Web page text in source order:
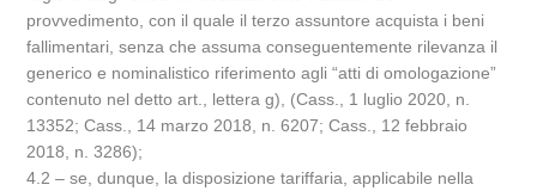
provvedimento, con il quale il terzo assuntore acquista i beni
fallimentari, senza che assuma conseguentemente rilevanza il
generico e nominalistico riferimento agli “atti di omologazione”
contenuto nel detto art., lettera g), (Cass., 1 luglio 2020, n.
13352; Cass., 14 marzo 2018, n. 6207; Cass., 12 febbraio
2018, n. 3286);
4.2 – se, dunque, la disposizione tariffaria, applicabile nella